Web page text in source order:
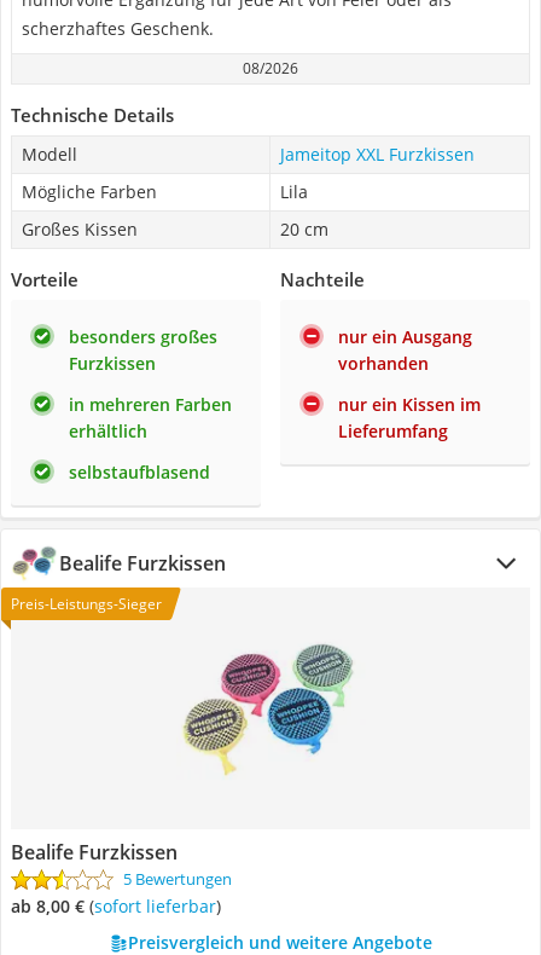
scherzhaftes Geschenk.
08/2026
Technische Details
Modell
Jameitop XXL Furzkissen
Mögliche Farben
Lila
Großes Kissen
20 cm
Vorteile
besonders großes
Furzkissen
in mehreren Farben
erhältlich
selbstaufblasend
Nachteile
nur ein Ausgang
vorhanden
nur ein Kissen im
Lieferumfang
Bealife Furzkissen
Preis-Leistungs-Sieger
Bealife Furzkissen
5 Bewertungen
ab 8,00 € ( Sofort lieferbar)
Preisvergleich und weitere Angebote